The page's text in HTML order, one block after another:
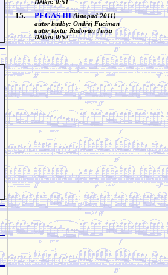
Délka: 0:51
15. PEGAS III (listopad 2011)
autor hudby: Ondřej Fuciman
autor textu: Radovan Jursa
Délka: 0:52